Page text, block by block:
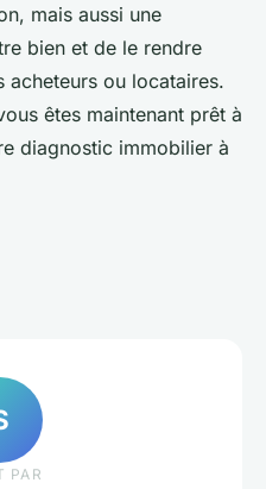
mais aussi une
bien et de le rendre
ou locataires.
êtes maintenant prêt à
diagnostic immobilier à
PAR